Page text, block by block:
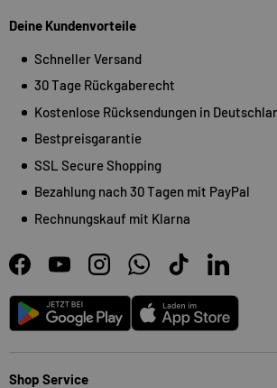
Deine Kundenvorteile
Schneller Versand
30 Tage Rückgaberecht
Kostenlose Rücksendungen in
Bestpreisgarantie
SSL Secure Shopping
Bezahlung nach 30 Tagen mit PayPal
Rechnungskauf mit Klarna
FacebookYouTubeInstagramWhatsAppTikTokLinkedIn
Android App Store
Shop Service